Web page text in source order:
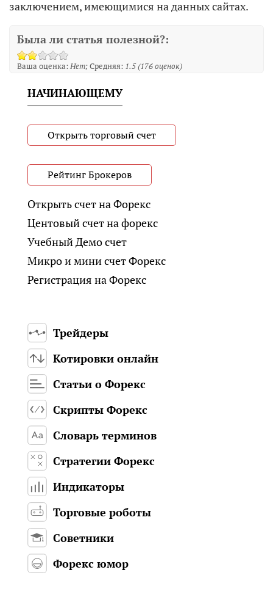
заключением, имеющимися на данных сайтах.
Была ли статья полезной?:
Ваша оценка:Нет Средняя: 1.5(176оценок)
НАЧИНАЮЩЕМУ
Открыть торговый счет
Рейтинг Брокеров
Открыть счет на Форекс
Центовый счет на форекс
Учебный Демо счет
Микро и мини счет Форекс
Регистрация на Форекс
Трейдеры
Котировки онлайн
Статьи о Форекс
Скрипты Форекс
Словарь терминов
Стратегии Форекс
Индикаторы
Торговые роботы
Советники
Форекс юмор